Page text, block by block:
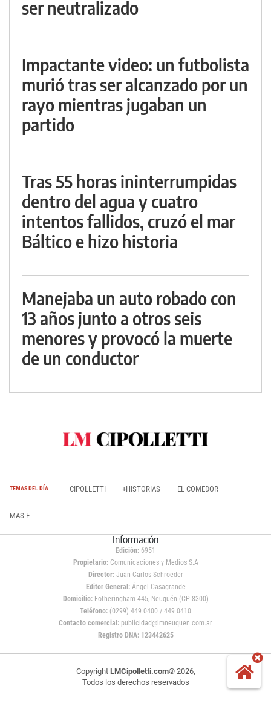
ser neutralizado
Impactante video: un futbolista
murió tras ser alcanzado por un
rayo mientras jugaban un
partido
Tras 55 horas ininterrumpidas
dentro del agua y cuatro
intentos fallidos, cruzó el mar
Báltico e hizo historia
Manejaba un auto robado con
13 años junto a otros seis
menores y provocó la muerte
de un conductor
TEMAS DEL DÍA CIPOLLETTI +HISTORIAS EL COMEDOR
MAS E
Información
Edición: 6951
Propietario:Comunicaciones y Medios S.A
Director: Juan Carlos Schroeder
Editor General:Ángel Casagrande
Domicilio:Fotheringham 445, Neuquén (CP 8300)
Teléfono: (0299) 449 0400 / 449 0410
Contacto comercial: publicidad@lmneuquen.com.ar
Registro DNA: 123442625
Copyright LMCipolletti.com© 2026,
Todos los derechos reservados